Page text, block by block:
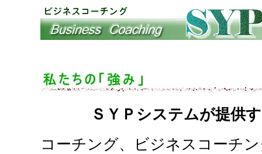
ＳＹＰシステムが提供
コーチング、ビジネスコーチ